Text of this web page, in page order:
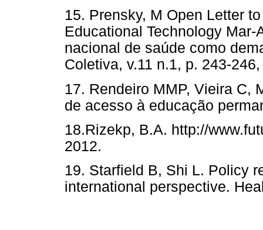
15. Prensky, M Open Letter
Educational Technology
nacional de saúde como
Coletiva, v.11 n.1, p. 243-
17. Rendeiro MMP, Vieira C,
de acesso à educação
18.Rizekp, B.A. http://
2012.
19. Starfield B, Shi L. Policy
international perspective.